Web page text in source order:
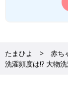
たまひよ 赤ち
洗濯頻度は!? 大物